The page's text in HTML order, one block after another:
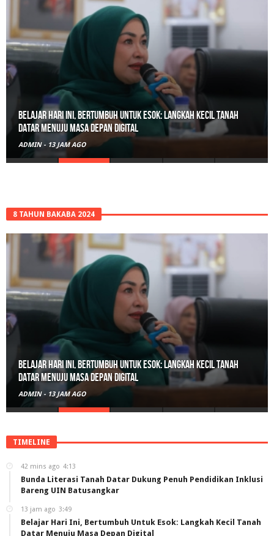
Belajar Hari Ini, Bertumbuh Untuk Esok: Langkah Kecil Tanah
Datar Menuju Masa Depan Digital
ADMIN - 13 JAM AGO
8 TAHUN BAKABA 2024
Belajar Hari Ini, Bertumbuh Untuk Esok: Langkah Kecil Tanah
Datar Menuju Masa Depan Digital
ADMIN - 13 JAM AGO
TIMELINE
42 mins ago 4:13
Bunda Literasi Tanah Datar Dukung Penuh Pendidikan Inklusi
Bareng UIN Batusangkar
13 jam ago 3:49
Belajar Hari Ini, Bertumbuh Untuk Esok: Langkah Kecil Tanah
Datar Menuju Masa Depan Digital